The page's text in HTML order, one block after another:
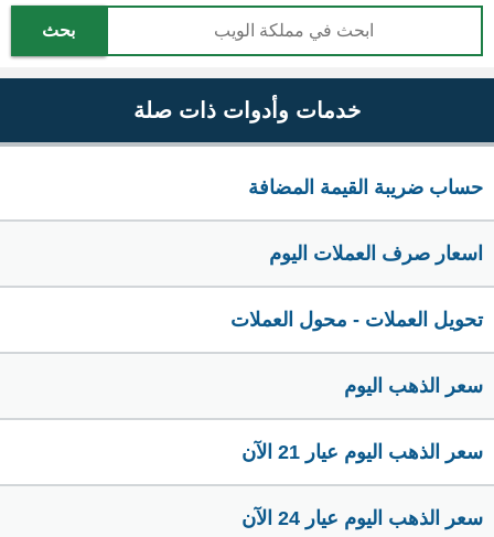
بحث
خدمات وأدوات ذات صلة
حساب ضريبة القيمة المضافة
اسعار صرف العملات اليوم
تحويل العملات - محول العملات
سعر الذهب اليوم
سعر الذهب اليوم عيار 21 الآن
سعر الذهب اليوم عيار 24 الآن